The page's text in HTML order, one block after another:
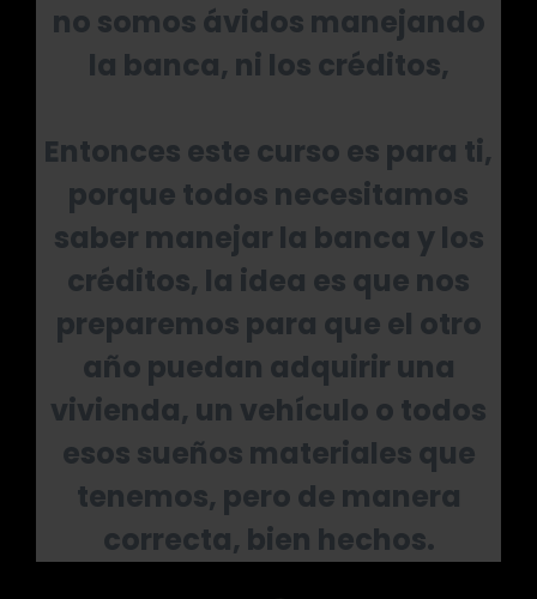
no somos ávidos manejando
la banca, ni los créditos,
Entonces este curso es para ti,
porque todos necesitamos
saber manejar la banca y los
créditos, la idea es que nos
preparemos para que el otro
año puedan adquirir una
vivienda, un vehículo o todos
esos sueños materiales que
tenemos, pero de manera
correcta, bien hechos.